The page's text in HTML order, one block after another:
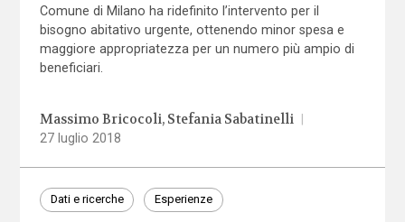
Comune di Milano ha ridefinito l’intervento per il
bisogno abitativo urgente, ottenendo minor spesa e
maggiore appropriatezza per un numero più ampio di
beneficiari.
Massimo Bricocoli Stefania Sabatinelli |
27 luglio 2018
Dati e ricerche Esperienze